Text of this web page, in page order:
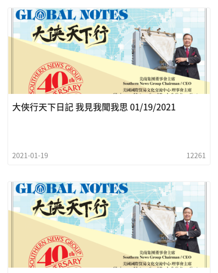
大俠行天下日記 我見我聞我思 01/19/2021
2021-01-19 12261